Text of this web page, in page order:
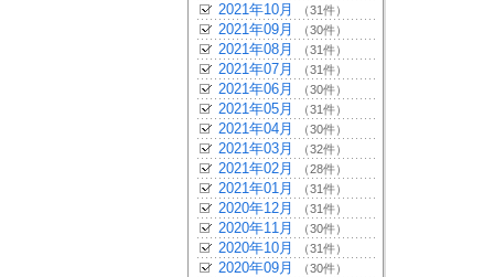
2021年10月 （31件）
2021年09月 （30件）
2021年08月 （31件）
2021年07月 （31件）
2021年06月 （30件）
2021年05月 （31件）
2021年04月 （30件）
2021年03月 （32件）
2021年02月 （28件）
2021年01月 （31件）
2020年12月 （31件）
2020年11月 （30件）
2020年10月 （31件）
2020年09月 （30件）